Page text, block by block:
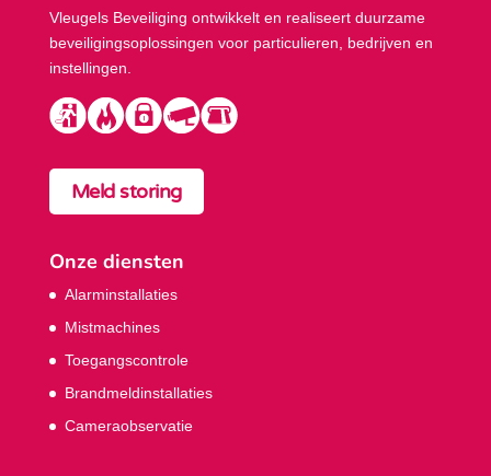
Vleugels Beveiliging ontwikkelt en realiseert duurzame
beveiligings­oplossingen voor particulieren, bedrijven en
instellingen.
Meld storing
Onze diensten
Alarminstallaties
Mistmachines
Toegangscontrole
Brandmeldinstallaties
Cameraobservatie